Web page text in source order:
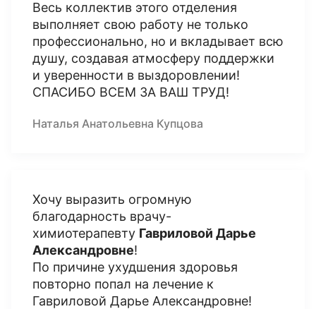
Весь коллектив этого отделения
выполняет свою работу не только
профессионально, но и вкладывает всю
душу, создавая атмосферу поддержки
и уверенности в выздоровлении!
СПАСИБО ВСЕМ ЗА ВАШ ТРУД!
Наталья Анатольевна Купцова
Хочу выразить огромную
благодарность врачу-
химиотерапевту Гавриловой Дарье
Александровне!
По причине ухудшения здоровья
повторно попал на лечение к
Гавриловой Дарье Александровне!